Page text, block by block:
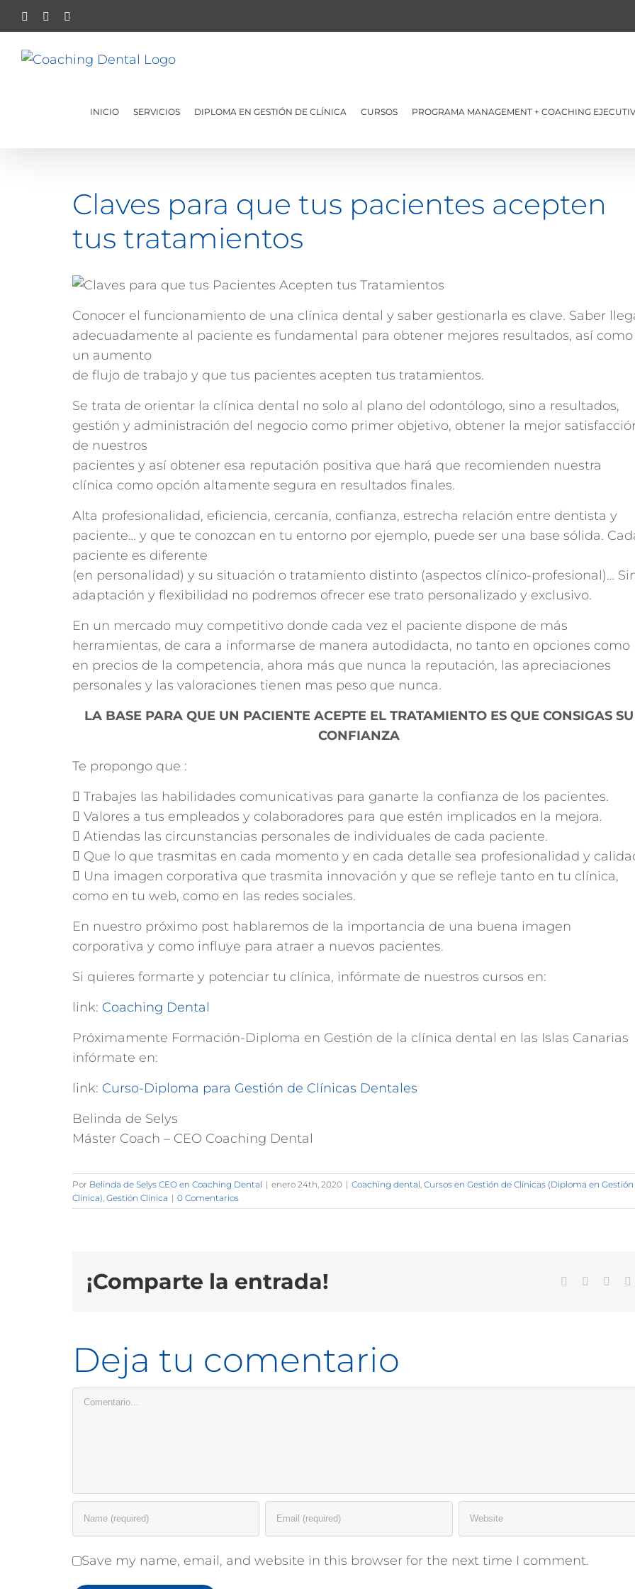
Skip
to
content
FacebookInstagram
INICIO SERVICIOS DIPLOMA EN GESTIÓN DE CLÍNICA CURSOS PROGRAMA MANAGEMENT + COACHING
Claves para que tus pacientes acepten
tus tratamientos
Conocer el funcionamiento de una clínica dental y saber gestionarla es clave. Saber
adecuadamente al paciente es fundamental para obtener mejores resultados, así como
un aumento
de flujo de trabajo y que tus pacientes acepten tus tratamientos.
Se trata de orientar la clínica dental no solo al plano del odontólogo, sino a resultados,
gestión y administración del negocio como primer objetivo, obtener la mejor
de nuestros
pacientes y así obtener esa reputación positiva que hará que recomienden nuestra
clínica como opción altamente segura en resultados finales.
Alta profesionalidad, eficiencia, cercanía, confianza, estrecha relación entre dentista y
paciente… y que te conozcan en tu entorno por ejemplo, puede ser una base sólida.
paciente es diferente
(en personalidad) y su situación o tratamiento distinto (aspectos clínico-profesional)…
adaptación y flexibilidad no podremos ofrecer ese trato personalizado y exclusivo.
En un mercado muy competitivo donde cada vez el paciente dispone de más
herramientas, de cara a informarse de manera autodidacta, no tanto en opciones como
en precios de la competencia, ahora más que nunca la reputación, las apreciaciones
personales y las valoraciones tienen mas peso que nunca.
LA BASE PARA QUE UN PACIENTE ACEPTE EL TRATAMIENTO ES QUE CONSIGAS SU
CONFIANZA
Te propongo que :
 Trabajes las habilidades comunicativas para ganarte la confianza de los pacientes.
 Valores a tus empleados y colaboradores para que estén implicados en la mejora.
 Atiendas las circunstancias personales de individuales de cada paciente.
 Que lo que trasmitas en cada momento y en cada detalle sea profesionalidad y
 Una imagen corporativa que trasmita innovación y que se refleje tanto en tu clínica,
como en tu web, como en las redes sociales.
En nuestro próximo post hablaremos de la importancia de una buena imagen
corporativa y como influye para atraer a nuevos pacientes.
Si quieres formarte y potenciar tu clínica, infórmate de nuestros cursos en:
link: Coaching Dental
Próximamente Formación-Diploma en Gestión de la clínica dental en las Islas Canarias
infórmate en:
link: Curso-Diploma para Gestión de Clínicas Dentales
Belinda de Selys
Máster Coach – CEO Coaching Dental
Por Belinda de Selys CEO en Coaching Dental | enero 24th, 2020 | Coaching dental, Cursos en Gestión de Clínicas (Diploma en Gestión
Clínica), Gestión Clínica | 0 Comentarios
¡Comparte la entrada! Facebook
Twitter
Deja tu comentario
Comentario
Save my name, email, and website in this browser for the next time I comment.